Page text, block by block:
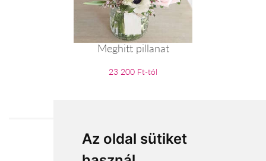
Az oldal sütiket
Meghitt pillanat
23 200 Ft-tól
Elfogadott fizetési módok